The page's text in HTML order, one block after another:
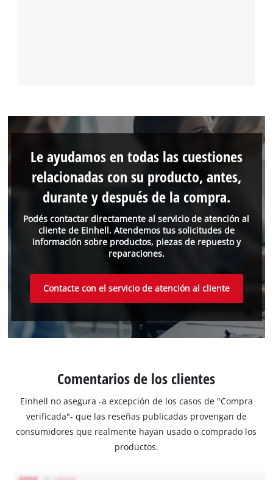
Podés contactar directamente al servicio de atención al
cliente de Einhell. Atendemos tus solicitudes de
información sobre productos, piezas de repuesto y
reparaciones.
Le ayudamos en todas las cuestiones
relacionadas con su producto, antes,
durante y después de la compra.
Contacte con el servicio de atención al cliente
Comentarios de los clientes
Einhell no asegura -a excepción de los casos de "Compra
verificada"- que las reseñas publicadas provengan de
consumidores que realmente hayan usado o comprado los
productos.